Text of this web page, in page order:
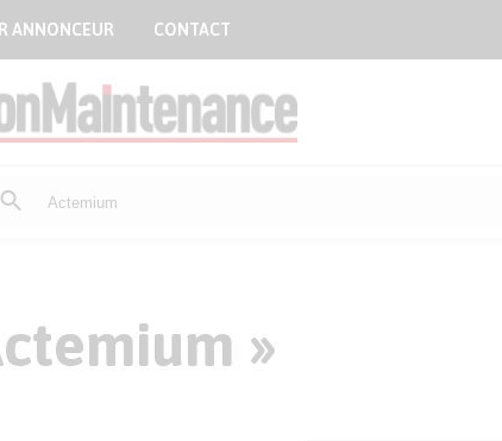
ANNONCEUR CONTACT
»